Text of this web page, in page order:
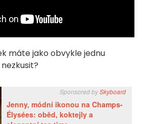
máte jako obvykle jednu